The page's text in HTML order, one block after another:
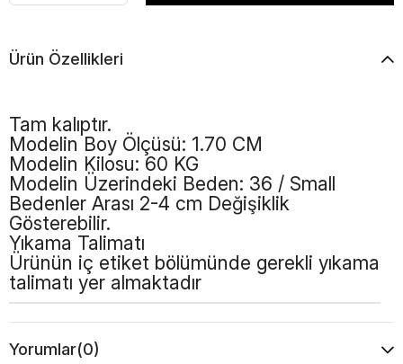
Ürün Özellikleri
Tam kalıptır.
Modelin Boy Ölçüsü: 1.70 CM
Modelin Kilosu: 60 KG
Modelin Üzerindeki Beden: 36 / Small
Bedenler Arası 2-4 cm Değişiklik
Gösterebilir.
Yıkama Talimatı
Ürünün iç etiket bölümünde gerekli yıkama
talimatı yer almaktadır
Yorumlar(0)